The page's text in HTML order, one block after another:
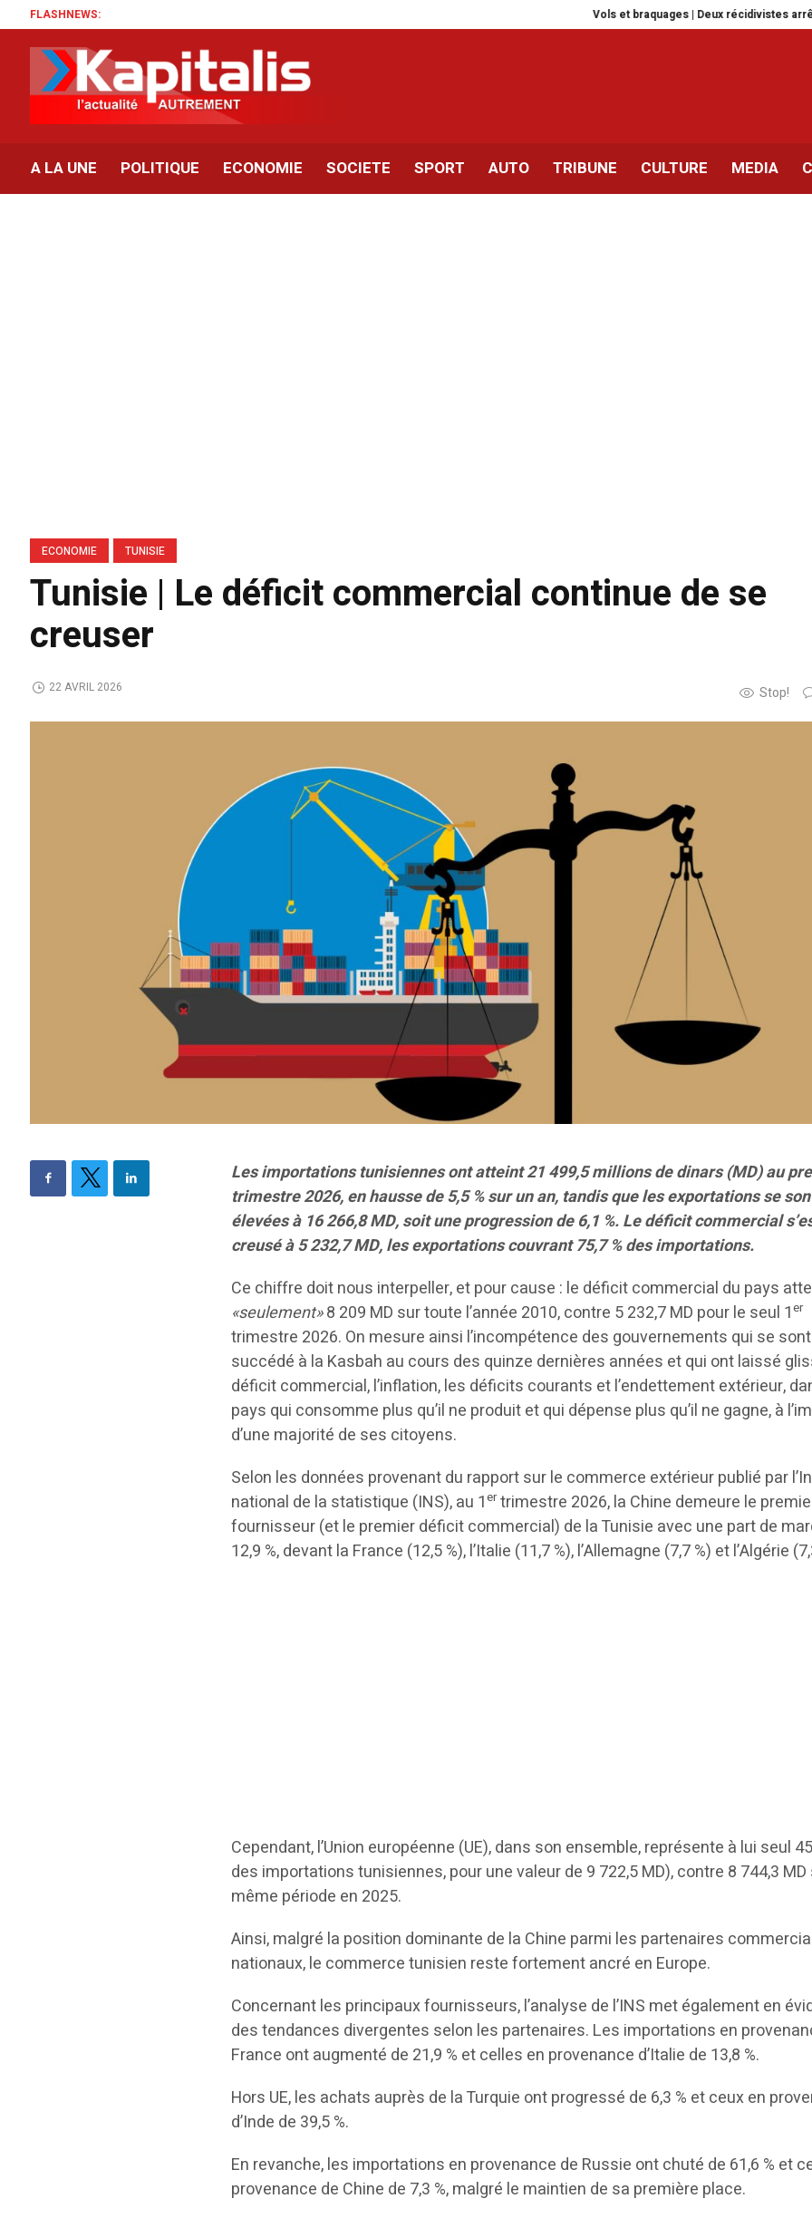
FLASHNEWS: Vols et braquages | Deux récidivistes arrêtés à
A LA UNE POLITIQUE ECONOMIE SOCIETE SPORT AUTO TRIBUNE CULTURE MEDIA
ECONOMIE TUNISIE
Tunisie | Le déficit commercial continue de se
creuser
Stop!
22 AVRIL 2026
Les importations tunisiennes ont atteint 21 499,5 millions de dinars (MD) au
trimestre 2026, en hausse de 5,5 % sur un an, tandis que les exportations se
élevées à 16 266,8 MD, soit une progression de 6,1 %. Le déficit commercial
creusé à 5 232,7 MD, les exportations couvrant 75,7 % des importations.
Ce chiffre doit nous interpeller, et pour cause : le déficit commercial du pays
«seulement»8 209 MD sur toute l’année 2010, contre 5 232,7 MD pour le seul 1er
trimestre 2026. On mesure ainsi l’incompétence des gouvernements qui se sont
succédé à la Kasbah au cours des quinze dernières années et qui ont laissé
déficit commercial, l’inflation, les déficits courants et l’endettement extérieur,
pays qui consomme plus qu’il ne produit et qui dépense plus qu’il ne gagne, à
d’une majorité de ses citoyens.
Selon les données provenant du rapport sur le commerce extérieur publié par
national de la statistique (INS), au 1ertrimestre 2026, la Chine demeure le
fournisseur (et le premier déficit commercial) de la Tunisie avec une part de
12,9 %, devant la France (12,5 %), l’Italie (11,7 %), l’Allemagne (7,7 %) et l’Algérie
Cependant, l’Union européenne (UE), dans son ensemble, représente à lui seul
des importations tunisiennes, pour une valeur de 9 722,5 MD), contre 8 744,3 MD
même période en 2025.
Ainsi, malgré la position dominante de la Chine parmi les partenaires
nationaux, le commerce tunisien reste fortement ancré en Europe.
Concernant les principaux fournisseurs, l’analyse de l’INS met également en
des tendances divergentes selon les partenaires. Les importations en
France ont augmenté de 21,9 % et celles en provenance d’Italie de 13,8 %.
Hors UE, les achats auprès de la Turquie ont progressé de 6,3 % et ceux en
d’Inde de 39,5 %.
En revanche, les importations en provenance de Russie ont chuté de 61,6 % et
provenance de Chine de 7,3 %, malgré le maintien de sa première place.